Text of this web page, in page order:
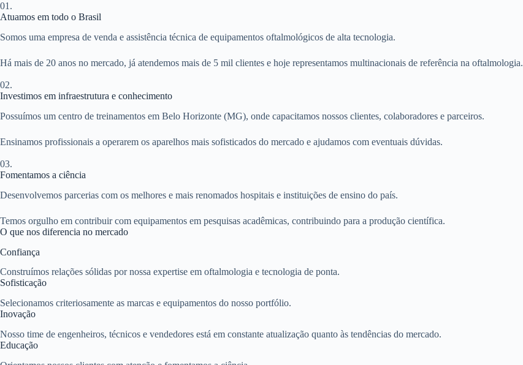
01.
Atuamos em todo o Brasil
Somos uma empresa de venda e assistência técnica de equipamentos oftalmológicos de alta tecnologia.
Há mais de 20 anos no mercado, já atendemos mais de 5 mil clientes e hoje representamos multinacionais de referência na oftalmologia.
02.
Investimos em infraestrutura e conhecimento
Possuímos um centro de treinamentos em Belo Horizonte (MG), onde capacitamos nossos clientes, colaboradores e parceiros.
Ensinamos profissionais a operarem os aparelhos mais sofisticados do mercado e ajudamos com eventuais dúvidas.
03.
Fomentamos a ciência
Desenvolvemos parcerias com os melhores e mais renomados hospitais e instituições de ensino do país.
Temos orgulho em contribuir com equipamentos em pesquisas acadêmicas, contribuindo para a produção científica.
O que nos diferencia no mercado
Confiança
Construímos relações sólidas por nossa expertise em oftalmologia e tecnologia de ponta.
Sofisticação
Selecionamos criteriosamente as marcas e equipamentos do nosso portfólio.
Inovação
Nosso time de engenheiros, técnicos e vendedores está em constante atualização quanto às tendências do mercado.
Educação